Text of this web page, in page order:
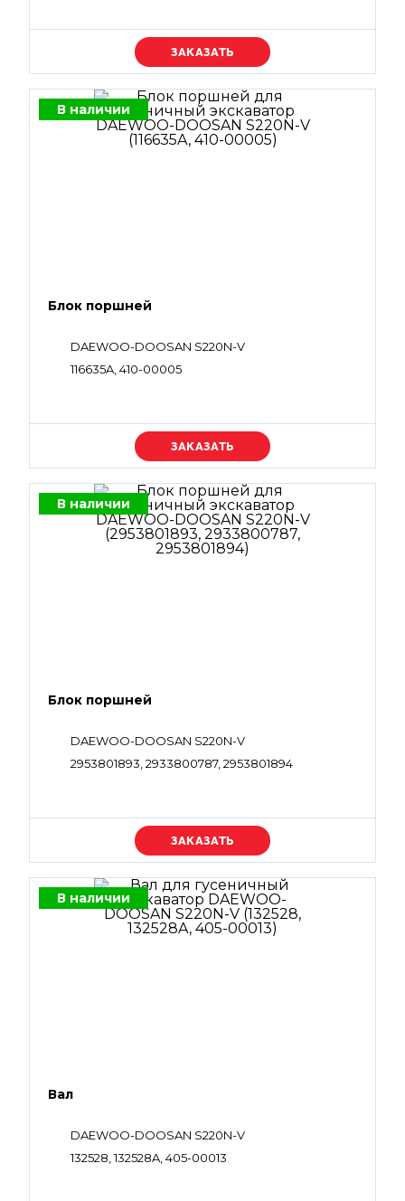
Уточняйте цену
В наличии
Блок поршней
DAEWOO-DOOSAN S220N-V
116635A, 410-00005
Уточняйте цену
В наличии
Блок поршней
DAEWOO-DOOSAN S220N-V
2953801893, 2933800787, 2953801894
Уточняйте цену
В наличии
Вал
DAEWOO-DOOSAN S220N-V
132528, 132528A, 405-00013